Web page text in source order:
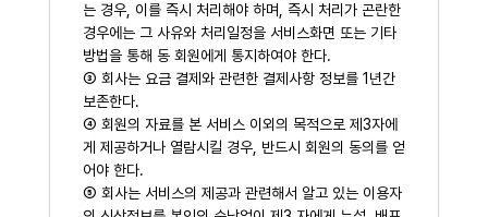
는 경우, 이를 즉시 처리해야 하며, 즉시 처리가 곤란한
경우에는 그 사유와 처리일정을 서비스화면 또는 기타
방법을 통해 동 회원에게 통지하여야 한다.
③ 회사는 요금 결제와 관련한 결제사항 정보를 1년간
보존한다.
④ 회원의 자료를 본 서비스 이외의 목적으로 제3자에
게 제공하거나 열람시킬 경우, 반드시 회원의 동의를 얻
어야 한다.
⑤ 회사는 서비스의 제공과 관련해서 알고 있는 이용자